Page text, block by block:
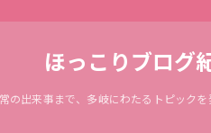
ほっこりブログ
の出来事まで、多岐にわたるトピック